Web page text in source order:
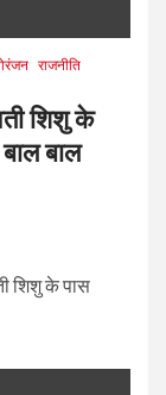
राजनीति
शिशु के
बाल
शिशु के पास